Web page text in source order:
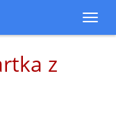
z